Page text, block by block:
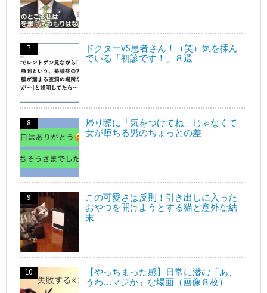
ドクターVS患者さん！（笑）気を揉ん
でいる「初診です！」８選
帰り際に「気をつけてね」じゃなくて
女が堕ちる男のちょっとの差
この可愛さは反則！引き出しに入った
おやつを開けようとする猫と意外な結
末
【やっちまった感】日常に潜む「あ、
うわ…マジか」な場面（画像８枚）